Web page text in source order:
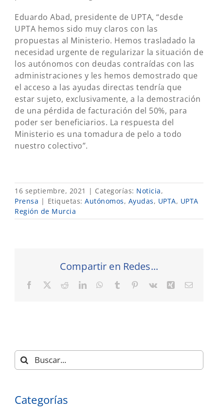
Eduardo Abad, presidente de UPTA, “desde
UPTA hemos sido muy claros con las
propuestas al Ministerio. Hemos trasladado la
necesidad urgente de regularizar la situación de
los autónomos con deudas contraídas con las
administraciones y les hemos demostrado que
el acceso a las ayudas directas tendría que
estar sujeto, exclusivamente, a la demostración
de una pérdida de facturación del 50%, para
poder ser beneficiarios. La respuesta del
Ministerio es una tomadura de pelo a todo
nuestro colectivo”.
16 septiembre, 2021 | Categorías: Noticia,
Prensa | Etiquetas: Autónomos, Ayudas, UPTA, UPTA
Región de Murcia
Compartir en Redes...
Facebook RedditLinkedInWhatsApp
Tumblr Pinterest
Vk XingCorreo
Buscar:
Categorías